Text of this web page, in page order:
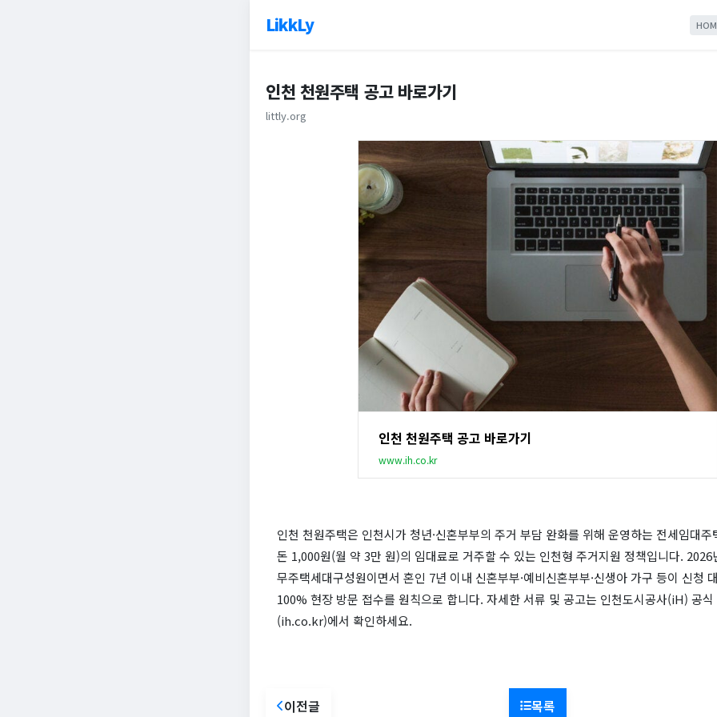
LikkLy
인천 천원주택 공고 바로가기
littly.org
인천 천원주택 공고 바로가기
www.ih.co.kr
인천 천원주택은 인천시가 청년·신혼부부의 주거 부담 완화를 위해 운영하는 전세임대주
돈 1,000원(월 약 3만 원)의 임대료로 거주할 수 있는 인천형 주거지원 정책입니다. 2026
무주택세대구성원이면서 혼인 7년 이내 신혼부부·예비신혼부부·신생아 가구 등이 신청
100% 현장 방문 접수를 원칙으로 합니다. 자세한 서류 및 공고는 인천도시공사(iH) 공식
(ih.co.kr)에서 확인하세요.
이전글 목록